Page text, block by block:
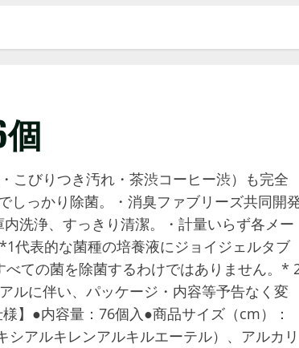
こびりつき汚れ・茶渋コーヒー渋）も完全
しっかり除菌。・消臭ファブリーズ共同開
洗浄、すっきり清潔。・計量いらず各メー
代表的な菌種の培養液にジョイジェルタブ
ての菌を除菌するわけではありません。*
ルに伴い、パッケージ・内容等予告なく変
】●内容量：76個入●商品サイズ（cm）：
アルキレンアルキルエーテル）、アルカリ